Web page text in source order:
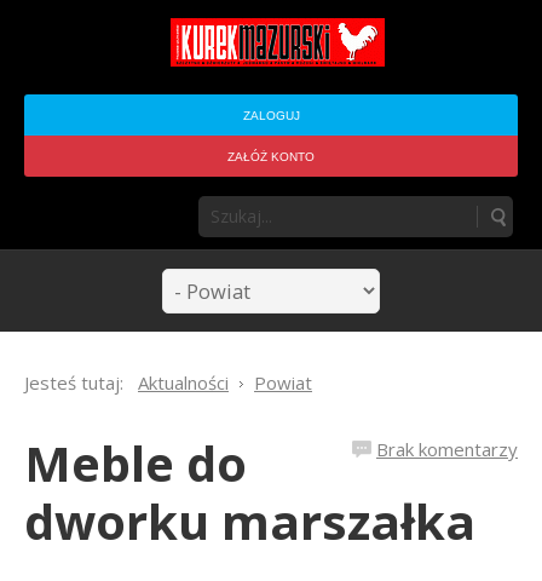
ZALOGUJ
ZAŁÓŻ KONTO
Jesteś tutaj: Aktualności Powiat
Brak komentarzy
Meble do
dworku marszałka